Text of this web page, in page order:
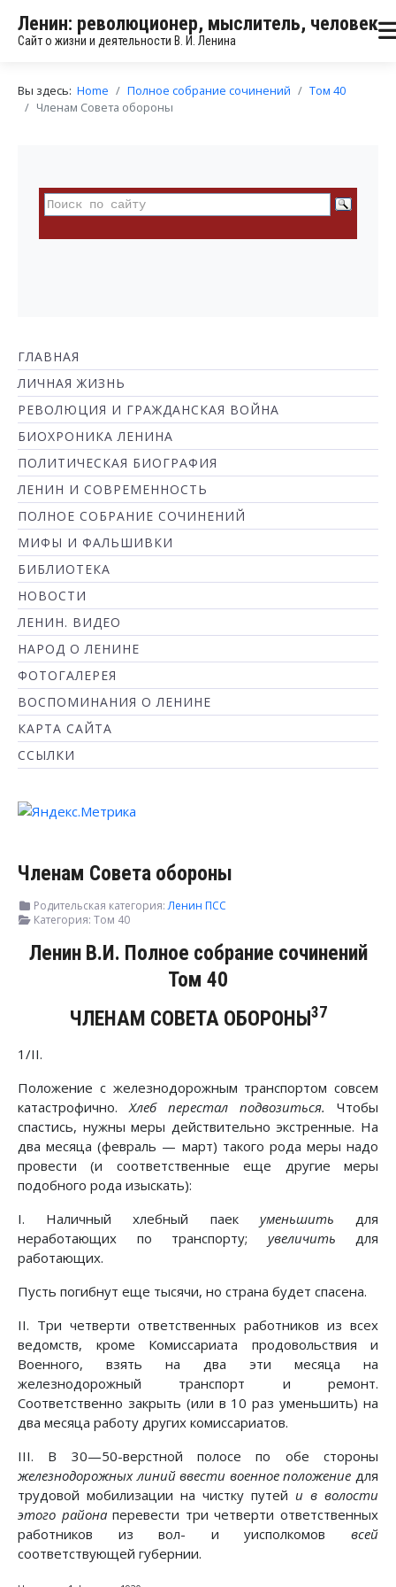
Ленин: революционер, мыслитель, человек
Сайт о жизни и деятельности В. И. Ленина
Вы здесь: Home Полное собрание сочинений
Том 40
Членам Совета обороны
ГЛАВНАЯ
ЛИЧНАЯ ЖИЗНЬ
РЕВОЛЮЦИЯ И ГРАЖДАНСКАЯ ВОЙНА
БИОХРОНИКА ЛЕНИНА
ПОЛИТИЧЕСКАЯ БИОГРАФИЯ
ЛЕНИН И СОВРЕМЕННОСТЬ
ПОЛНОЕ СОБРАНИЕ СОЧИНЕНИЙ
МИФЫ И ФАЛЬШИВКИ
БИБЛИОТЕКА
НОВОСТИ
ЛЕНИН. ВИДЕО
НАРОД О ЛЕНИНЕ
ФОТОГАЛЕРЕЯ
ВОСПОМИНАНИЯ О ЛЕНИНЕ
КАРТА САЙТА
ССЫЛКИ
Членам Совета обороны
Родительская категория:Ленин ПСС
Категория: Том 40
Ленин В.И. Полное собрание сочинений
Том 40
ЧЛЕНАМ СОВЕТА ОБОРОНЫ37
1/II.
Положение с железнодорожным транспортом совсем
катастрофично.Хлеб перестал подвозиться. Чтобы
спастись, нужны меры действительно экстренные. На
два месяца (февраль — март) такого рода меры надо
провести (и соответственные еще другие меры
подобного рода изыскать):
I. Наличный хлебный паек уменьшить для
неработающих по транспорту; увеличить для
работающих.
Пусть погибнут еще тысячи, но страна будет спасена.
II. Три четверти ответственных работников из всех
ведомств, кроме Комиссариата продовольствия и
Военного, взять на два эти месяца на
железнодорожный транспорт и ремонт.
Соответственно закрыть (или в 10 раз уменьшить) на
два месяца работу других комиссариатов.
III. В 30—50-верстной полосе по обе стороны
железнодорожных линий ввести военное положение для
трудовой мобилизации на чистку путей и в волости
этого районаперевести три четверти ответственных
работников из вол- и уисполкомов всей
соответствующей губернии.